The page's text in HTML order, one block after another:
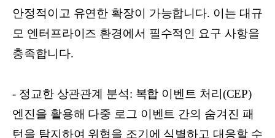
안정적이고 유연한 확장이 가능합니다. 이는 대규
모 엔터프라이즈 환경에서 필수적인 요구 사항을
충족합니다.
- 정교한 상관관계 분석: 복합 이벤트 처리(CEP)
엔진을 활용해 다중 로그 이벤트 간의 숨겨진 패
턴을 탐지하여 위협을 조기에 식별하고 대응할 수